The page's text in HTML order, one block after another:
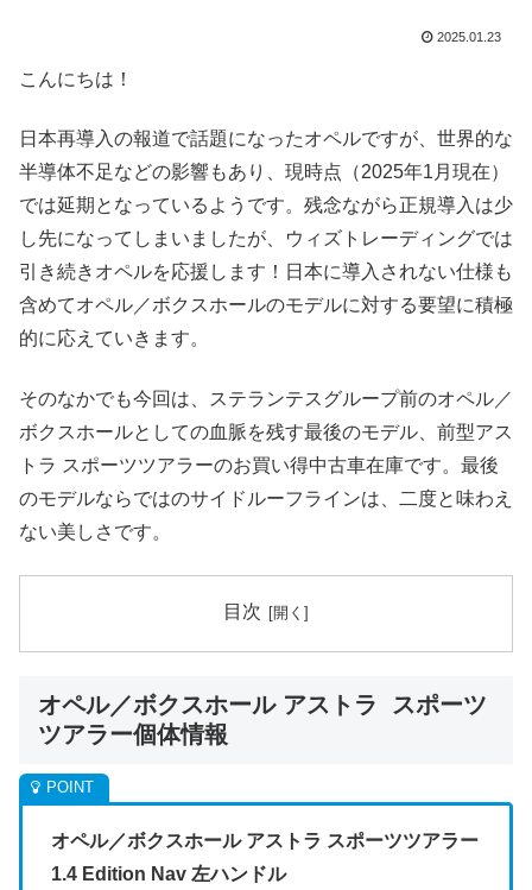
2025.01.23
こんにちは！
日本再導入の報道で話題になったオペルですが、世界的な
半導体不足などの影響もあり、現時点（2025年1月現在）
では延期となっているようです。残念ながら正規導入は少
し先になってしまいましたが、ウィズトレーディングでは
引き続きオペルを応援します！日本に導入されない仕様も
含めてオペル／ボクスホールのモデルに対する要望に積極
的に応えていきます。
そのなかでも今回は、ステランテスグループ前のオペル／
ボクスホールとしての血脈を残す最後のモデル、前型アス
トラ スポーツツアラーのお買い得中古車在庫です。最後
のモデルならではのサイドルーフラインは、二度と味わえ
ない美しさです。
目次
オペル／ボクスホール アストラ スポーツ
ツアラー個体情報
オペル／ボクスホール アストラ スポーツツアラー
1.4 Edition Nav 左ハンドル